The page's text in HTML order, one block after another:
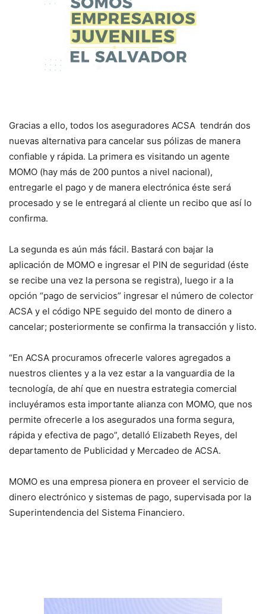
Gracias a ello, todos los aseguradores ACSA tendrán dos
nuevas alternativa para cancelar sus pólizas de manera
confiable y rápida. La primera es visitando un agente
MOMO (hay más de 200 puntos a nivel nacional),
entregarle el pago y de manera electrónica éste será
procesado y se le entregará al cliente un recibo que así lo
confirma.
La segunda es aún más fácil. Bastará con bajar la
aplicación de MOMO e ingresar el PIN de seguridad (éste
se recibe una vez la persona se registra), luego ir a la
opción “pago de servicios” ingresar el número de colector
ACSA y el código NPE seguido del monto de dinero a
cancelar; posteriormente se confirma la transacción y listo.
“En ACSA procuramos ofrecerle valores agregados a
nuestros clientes y a la vez estar a la vanguardia de la
tecnología, de ahí que en nuestra estrategia comercial
incluyéramos esta importante alianza con MOMO, que nos
permite ofrecerle a los asegurados una forma segura,
rápida y efectiva de pago”, detalló Elizabeth Reyes, del
departamento de Publicidad y Mercadeo de ACSA.
MOMO es una empresa pionera en proveer el servicio de
dinero electrónico y sistemas de pago, supervisada por la
Superintendencia del Sistema Financiero.